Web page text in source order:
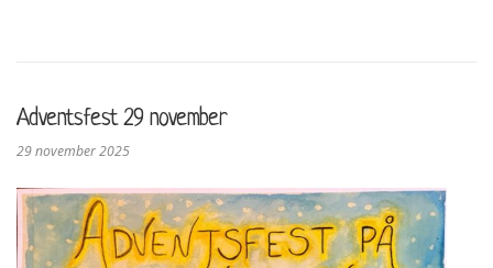
Adventsfest 29 november
29 november 2025